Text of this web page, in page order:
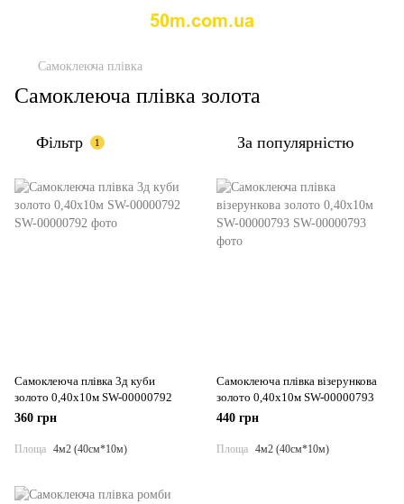
Самоклеюча плівка
Самоклеюча плівка золота
Фільтр 1 За популярністю
Самоклеюча плівка 3д куби
золото 0,40х10м SW-00000792
360 грн
Площа 4м2 (40см*10м)
Самоклеюча плівка візерункова
золото 0,40х10м SW-00000793
440 грн
Площа 4м2 (40см*10м)